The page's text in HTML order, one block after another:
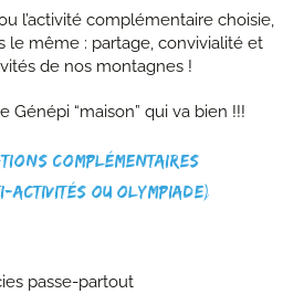
l’activité complémentaire choisie,
le même : partage, convivialité et
de nos montagnes !
“maison” qui va bien !!!
complémentaires
ou Olympiade)
passe-partout